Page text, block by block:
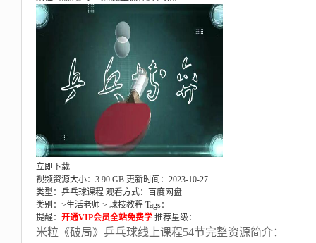
立即下载
视频资源大小：3.90 GB 更新时间：2023-10-27
类型：乒乓球课程 观看方式：百度网盘
类别：>生活老师 > 球技教程 Tags：
提醒： 开通VIP会员全站免费学 推荐星级：
米粒《破局》乒乓球线上课程54节完整资源简介：